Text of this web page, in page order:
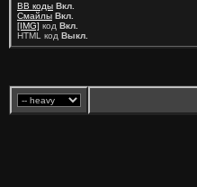
BB коды Вкл.
Смайлы Вкл.
[IMG] код Вкл.
HTML код Выкл.